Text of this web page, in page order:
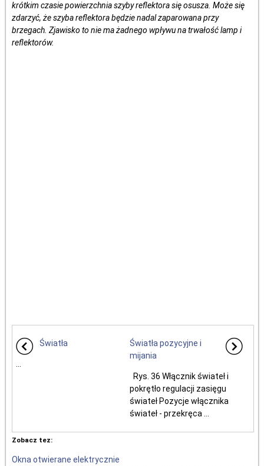
krótkim czasie powierzchnia szyby reflektora się osusza. Może się
zdarzyć, że szyba reflektora będzie nadal zaparowana przy
brzegach. Zjawisko to nie ma żadnego wpływu na trwałość lamp i
reflektorów.
Światła
Światła pozycyjne i
mijania
Rys. 36 Włącznik świateł i
pokrętło regulacji zasięgu
świateł Pozycje włącznika
świateł - przekręca ...
Zobacz tez:
Okna otwierane elektrycznie